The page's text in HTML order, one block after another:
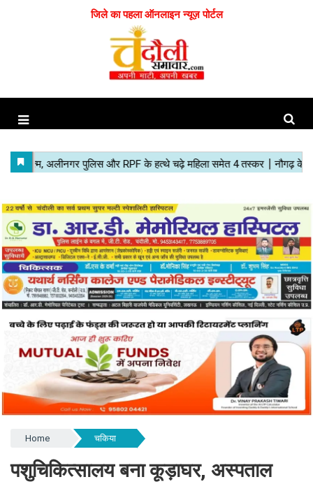
जिले का पहला ऑनलाइन न्यूज़ पोर्टल
Home चकिया
पशुचिकित्सालय बना कूड़ाघर, अस्पताल